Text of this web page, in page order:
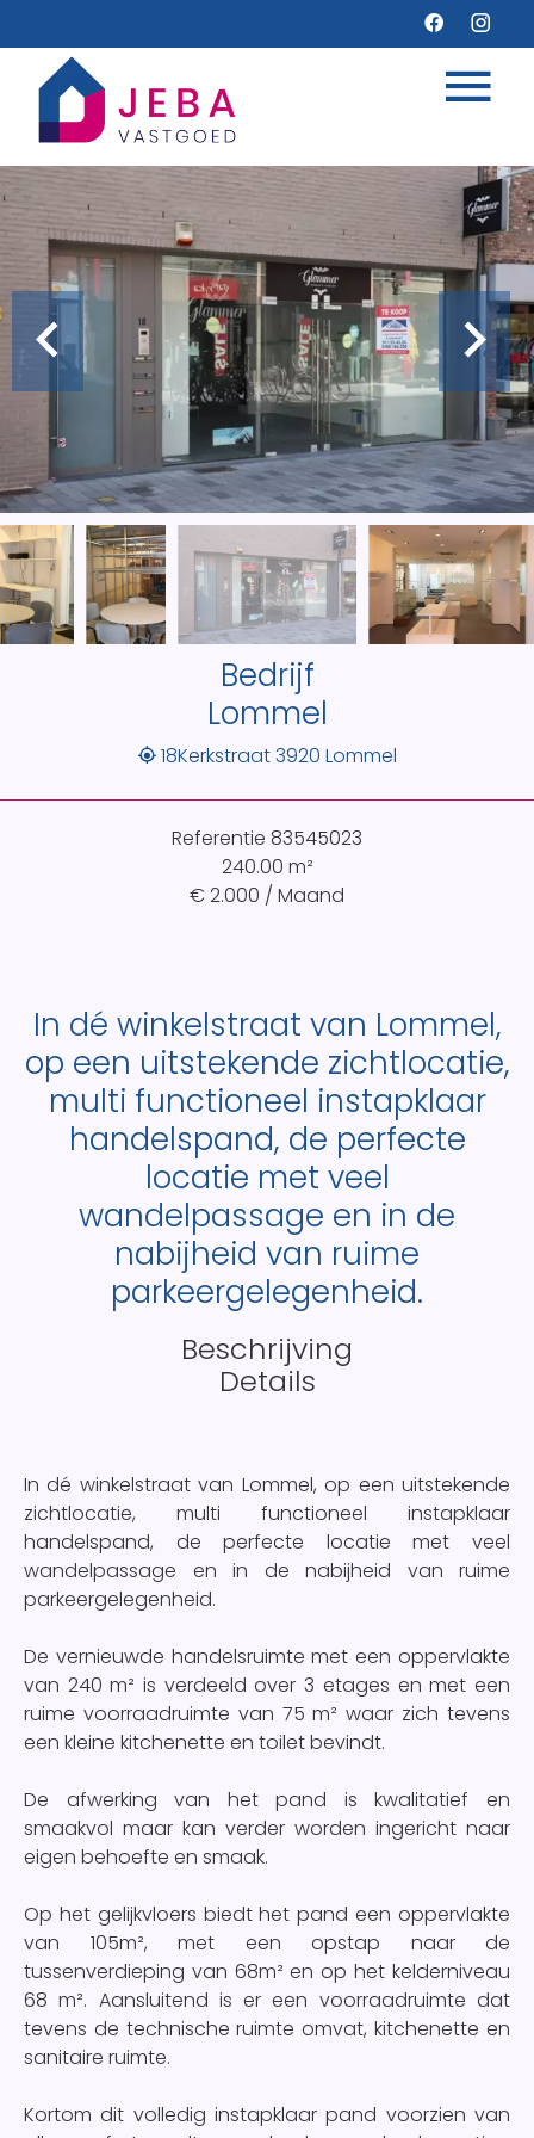
Bedrijf
Lommel
18Kerkstraat 3920 Lommel
Referentie 83545023
240.00 m²
€ 2.000 / Maand
In dé winkelstraat van Lommel,
op een uitstekende zichtlocatie,
multi functioneel instapklaar
handelspand, de perfecte
locatie met veel
wandelpassage en in de
nabijheid van ruime
parkeergelegenheid.
Beschrijving
Details
In dé winkelstraat van Lommel, op een uitstekende
zichtlocatie, multi functioneel instapklaar
handelspand, de perfecte locatie met veel
wandelpassage en in de nabijheid van ruime
parkeergelegenheid.
De vernieuwde handelsruimte met een oppervlakte
van 240 m² is verdeeld over 3 etages en met een
ruime voorraadruimte van 75 m² waar zich tevens
een kleine kitchenette en toilet bevindt.
De afwerking van het pand is kwalitatief en
smaakvol maar kan verder worden ingericht naar
eigen behoefte en smaak.
Op het gelijkvloers biedt het pand een oppervlakte
van 105m², met een opstap naar de
tussenverdieping van 68m² en op het kelderniveau
68 m². Aansluitend is er een voorraadruimte dat
tevens de technische ruimte omvat, kitchenette en
sanitaire ruimte.
Kortom dit volledig instapklaar pand voorzien van